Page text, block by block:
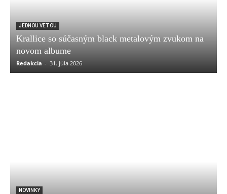
JEDNOU VETOU
Krallice so súčasným black metalovým zvukom na
novom albume
Redakcia - 31. júla 2026
NOVINKY